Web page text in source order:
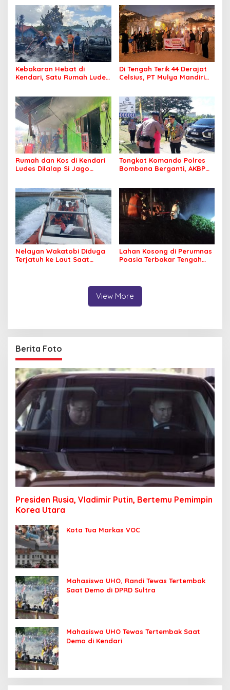
Kebakaran Hebat di
Kendari, Satu Rumah Ludes
Di Tengah Terik 44 Derajat
Celsius, PT Mulya Mandiri
Nyaman Beribadah
Rumah dan Kos di Kendari
Ludes Dilalap Si Jago
Tongkat Komando Polres
Bombana Berganti, AKBP
Nelayan Wakatobi Diduga
Terjatuh ke Laut Saat
Lahan Kosong di Perumnas
Poasia Terbakar Tengah
View More
Berita Foto
Presiden Rusia, Vladimir Putin, Bertemu Pemimpin
Korea Utara
Kota Tua Markas VOC
Mahasiswa UHO, Randi Tewas Tertembak
Saat Demo di DPRD Sultra
Mahasiswa UHO Tewas Tertembak Saat
Demo di Kendari